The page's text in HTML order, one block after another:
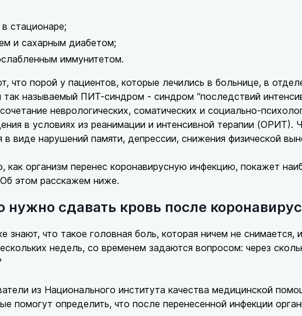
стационаре;
и сахарным диабетом;
иммунитетом.
что порой у пациентов, которые лечились в больнице, в
так называемый ПИТ-синдром - синдром “последствий
неврологических, соматических и социально-
в условиях из реанимации и интенсивной терапии (ОРИТ).
в виде нарушений памяти, депрессии, снижения физической
как организм перенес коронавирусную инфекцию, покажет
этом расскажем ниже.
нужно сдавать кровь после
знают, что такое головная боль, которая ничем не снимается,
недель, со временем задаются вопросом: через
из Национального института качества медицинской
помогут определить, что после перенесенной инфекции